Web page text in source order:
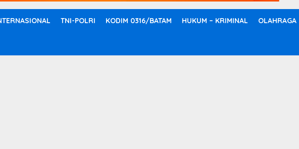
TNI-POLRI KODIM 0316/BATAM HUKUM – KRIMINAL OLAHRAGA